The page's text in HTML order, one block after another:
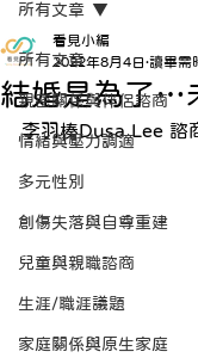
所有文章
親密關係與伴侶諮商
情緒與壓力調適
多元性別
創傷失落與自尊重建
兒童與親職諮商
生涯/職涯議題
家庭關係與原生家庭
所有文章
結婚是為了…
看見小編
2022年8月4日 讀畢需
李羽榛Dusa Lee 諮